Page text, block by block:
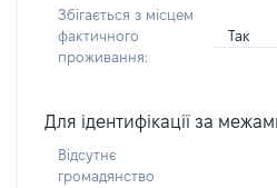
Збігається з місцем
фактичного
проживання:
Так
Для ідентифікації за
Відсутнє
громадянство